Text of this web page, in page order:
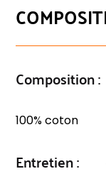
Composition :
100% coton
Entretien :